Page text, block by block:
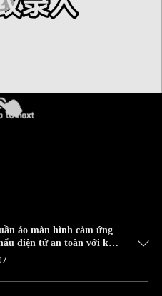
áo màn hình cảm ứng
điện tử an toàn với kết